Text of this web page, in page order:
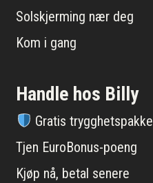
Solskjerming nær deg
Kom i gang
Handle hos Billy
Gratis trygghetspakke
Tjen EuroBonus-poeng
Kjøp nå, betal senere